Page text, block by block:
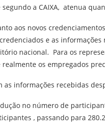
segundo a CAIXA, atenua
aos novos
e as
nacional. Para os
realmente os empregados
as informações recebidas
no número de
, passando para